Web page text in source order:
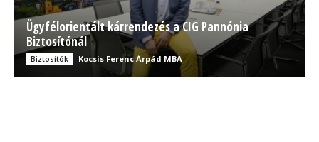
Ügyfélorientált kárrendezés a CIG Pannónia
Biztosítónál
Biztosítók Kocsis Ferenc Árpád MBA